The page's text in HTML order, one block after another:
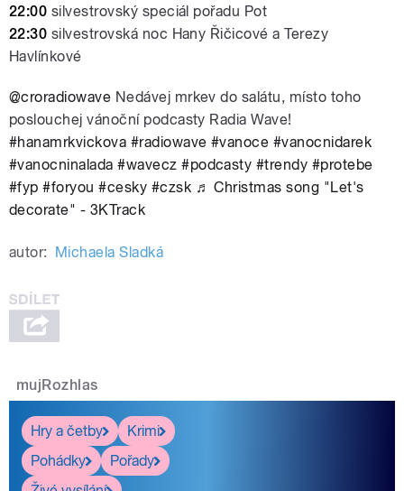
22:00 silvestrovský speciál pořadu Pot
22:30 silvestrovská noc Hany Řičicové a Terezy
Havlínkové
@croradiowave Nedávej mrkev do salátu, místo toho
poslouchej vánoční podcasty Radia Wave!
#hanamrkvickova #radiowave #vanoce #vanocnidarek
#vanocninalada #wavecz #podcasty #trendy #protebe
#fyp #foryou #cesky #czsk ♬ Christmas song "Let's
decorate" - 3KTrack
autor: Michaela Sladká
mujRozhlas
Hry a četby
Krimi
Pohádky
Pořady